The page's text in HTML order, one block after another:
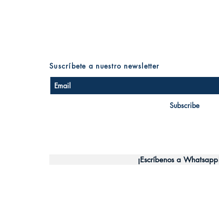
Subscribe
Suscríbete a nuestro newsletter
¡Escríbenos a